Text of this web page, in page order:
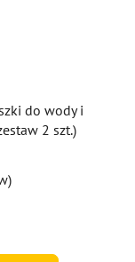
do wody i
2 szt.)